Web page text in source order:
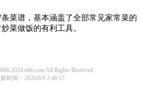
菜谱，基本涵盖了全部常见家常菜的
菜做饭的有利工具。
2024 ettlt.com All Rights Reserved
时间：2026/8/9 2:46:17